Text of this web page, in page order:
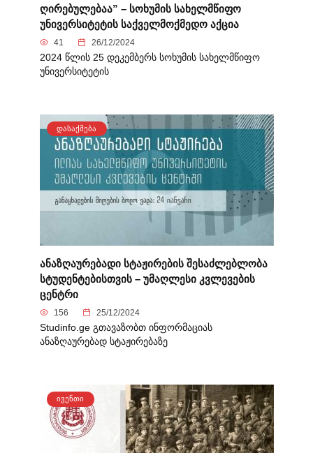
ღირებულებაა” – სოხუმის სახელმწიფო
უნივერსიტეტის საქველმოქმედო აქცია
41 26/12/2024
2024 წლის 25 დეკემბერს სოხუმის სახელმწიფო
უნივერსიტეტის
ᲓᲐᲡᲐᲥᲛᲔᲑᲐ
ანაზღაურებადი სტაჟირების შესაძლებლობა
სტუდენტებისთვის – უმაღლესი კვლევების
ცენტრი
156 25/12/2024
Studinfo.ge გთავაზობთ ინფორმაციას
ანაზღაურებად სტაჟირებაზე
ᲘᲕᲔᲜᲗᲘ